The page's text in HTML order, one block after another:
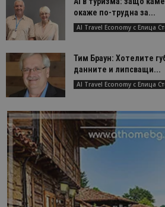
окаже по-трудна за...
AI Travel Economy с Елица
Тим Браун: Хотелите
данните и липсващи...
AI Travel Economy с Елица